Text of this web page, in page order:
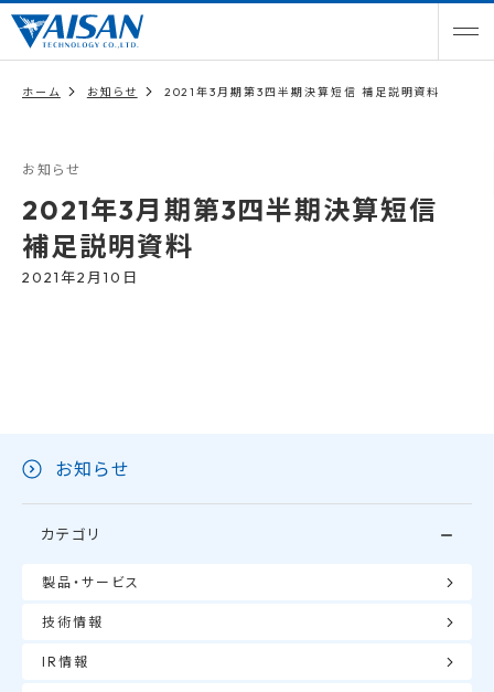
ホーム お知らせ 2021年3月期第3四半期決算短信 補足説明資料
お知らせ
2021年3月期第3四半期決算短信
補足説明資料
2021年2月10日
お知らせ
カテゴリ
製品・サービス
技術情報
IR情報